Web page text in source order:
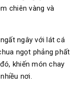
chiên vàng và
ngây với lát cá
ngọt phảng phất
khiến món chay
nơi.